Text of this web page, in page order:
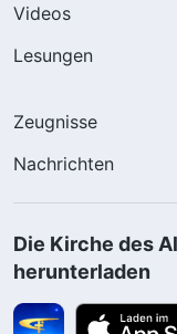
Videos
Lesungen
Zeugnisse
Nachrichten
Die Kirche des
herunterladen